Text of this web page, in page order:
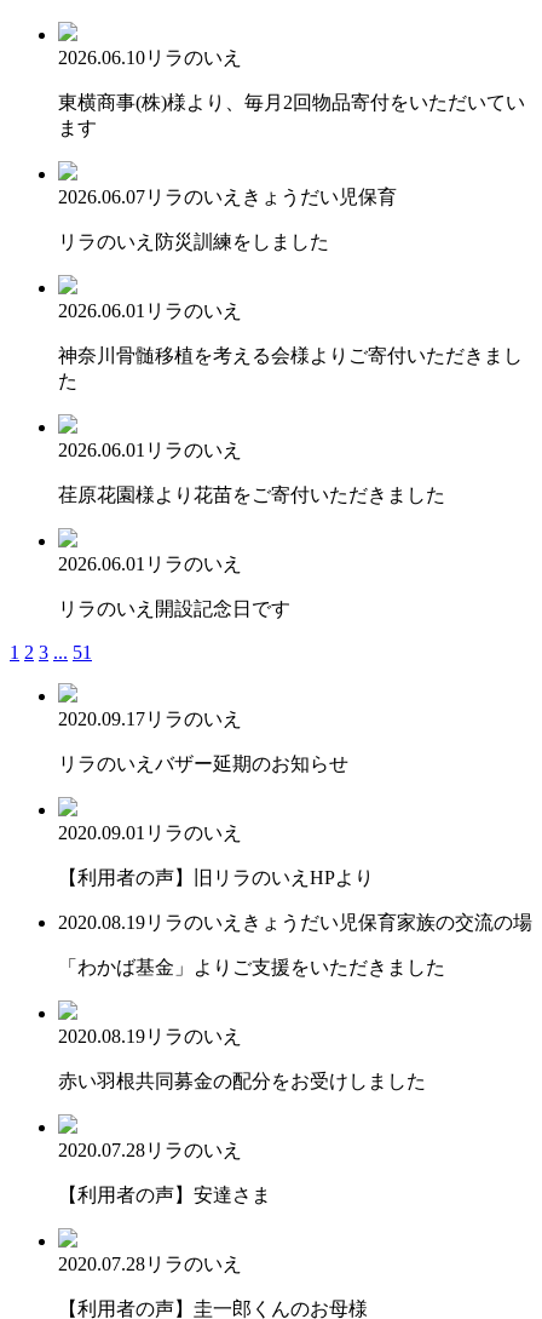
2026.06.10リラのいえ
東横商事(株)様より、毎月2回物品寄付をいただいてい
ます
2026.06.07リラのいえ きょうだい児保育
リラのいえ防災訓練をしました
2026.06.01 リラのいえ
神奈川骨髄移植を考える会様よりご寄付いただきまし
た
2026.06.01 リラのいえ
荏原花園様より花苗をご寄付いただきました
2026.06.01 リラのいえ
リラのいえ開設記念日です
1 2 3 ... 51
2020.09.17リラのいえ
リラのいえバザー延期のお知らせ
2020.09.01 リラのいえ
【利用者の声】旧リラのいえHPより
2020.08.19リラのいえ きょうだい児保育家族の交流の場
「わかば基金」よりご支援をいただきました
2020.08.19リラのいえ
赤い羽根共同募金の配分をお受けしました
2020.07.28リラのいえ
【利用者の声】安達さま
2020.07.28リラのいえ
【利用者の声】圭一郎くんのお母様